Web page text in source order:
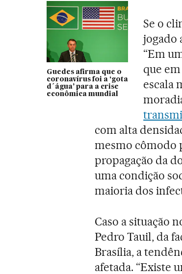
Guedes afirma que o
coronavírus foi a ‘gota
d´água’ para a crise
econômica mundial
Se o
jogado
“Em
que
escala
com alta
mesmo cômodo
propagação da
uma condição
maioria dos
Caso a situação
Pedro Tauil, da
Brasília, a
afetada. “Existe